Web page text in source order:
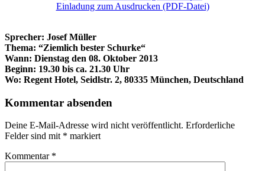
Einladung zum Ausdrucken (PDF-Datei)
Sprecher: Josef Müller
Thema: “Ziemlich bester Schurke“
Wann: Dienstag den 08. Oktober 2013
Beginn: 19.30 bis ca. 21.30 Uhr
Wo: Regent Hotel, Seidlstr. 2, 80335 München, Deutschland
Kommentar absenden
Deine E-Mail-Adresse wird nicht veröffentlicht. Erforderliche
Felder sind mit * markiert
Kommentar *